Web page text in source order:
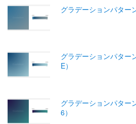
グラデーションパター
グラデーションパター
E）
グラデーションパター
6）